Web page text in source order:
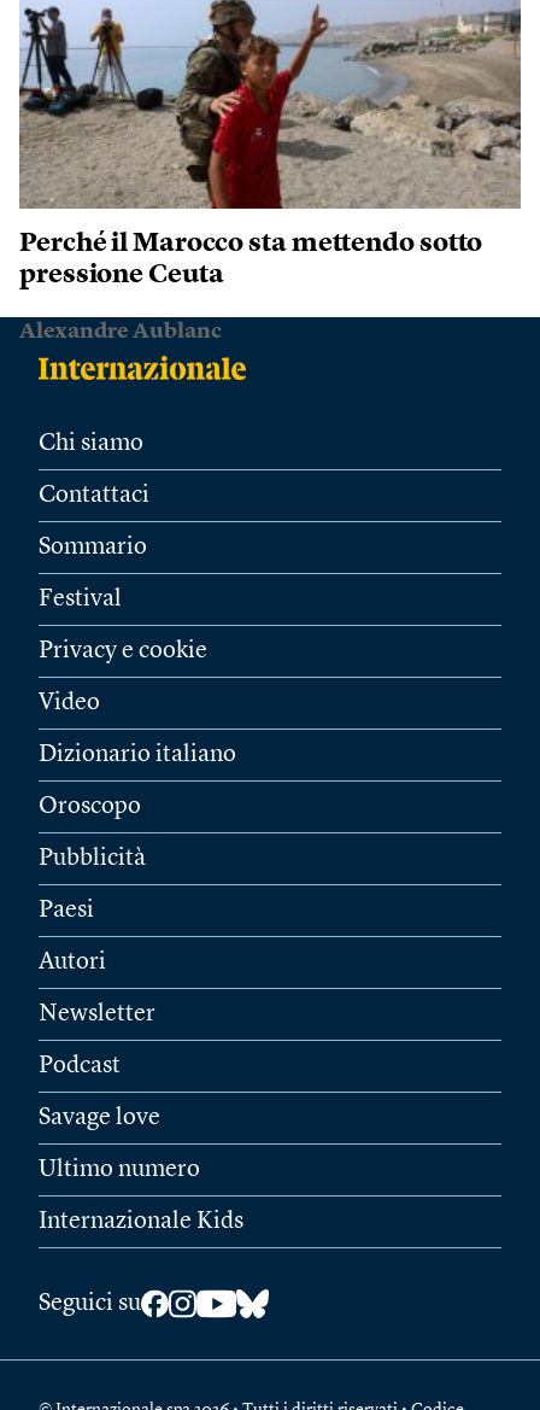
Perché il Marocco sta mettendo sotto
pressione Ceuta
Alexandre Aublanc
Chi siamo
Contattaci
Sommario
Festival
Privacy e cookie
Video
Dizionario italiano
Oroscopo
Pubblicità
Paesi
Autori
Newsletter
Podcast
Savage love
Ultimo numero
Internazionale Kids
Seguici su